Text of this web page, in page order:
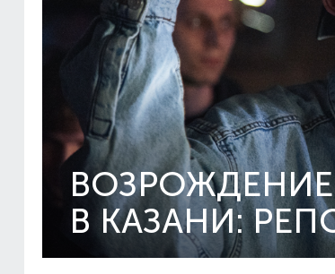
ВОЗРОЖДЕНИЕ
В КАЗАНИ: